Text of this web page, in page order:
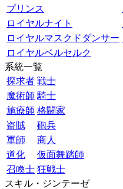
プリンス
ロイヤルナイト
ロイヤルマスクドダンサー
ロイヤルベルセルク
系統一覧
探求者 戦士
魔術師 騎士
施療師 格闘家
盗賊
砲兵
軍師
商人
道化
仮面舞踏師
召喚士 狂戦士
スキル・ジンテーゼ